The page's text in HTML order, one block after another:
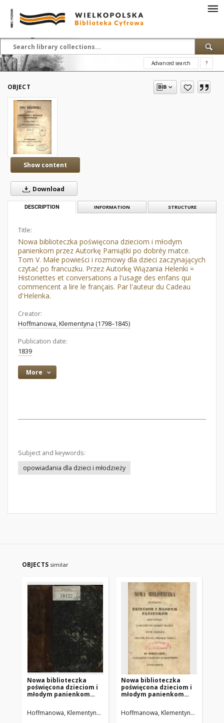
Advanced search ?
OBJECT
Show content
Download
DESCRIPTION INFORMATION STRUCTURE
Title:
Nowa biblioteczka poświęcona dzieciom i młodym
panienkom przez Autorkę Pamiątki po dobréy matce.
Tom V. Małe powieści i rozmowy dla dzieci zaczynających
czytać po francuzku. Przez Autorkę Wiązania Helenki =
Historiettes et conversations a l'usage des enfans qui
commencent a lire le français. Par l'auteur du Cadeau
d'Helenka.
Creator:
Hoffmanowa, Klementyna (1798–1845)
Publication date:
1839
More
Subject and keywords:
opowiadania dla dzieci i młodzieży
OBJECTS similar
Nowa biblioteczka
poświęcona dzieciom i
młodym panienkom
po dobréy matce. Tom
pierwszy. Historya
Hoffmanowa, Klementyna (1798–1845)
Nowa biblioteczka
poświęcona dzieciom i
młodym panienkom
po dobréy matce. Tom
drugi. Powiastki,
Hoffmanowa, Klementyna